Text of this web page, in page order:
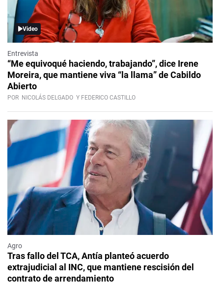
Video
Entrevista
“Me equivoqué haciendo, trabajando”, dice Irene
Moreira, que mantiene viva “la llama” de Cabildo
Abierto
POR NICOLÁS DELGADO Y FEDERICO CASTILLO
Agro
Tras fallo del TCA, Antía planteó acuerdo
extrajudicial al INC, que mantiene rescisión del
contrato de arrendamiento